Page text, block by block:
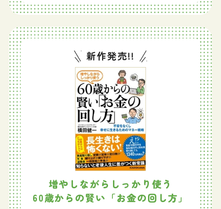
新作発売!!
増やしながらしっかり使う
60歳からの賢い「お金の回し方」